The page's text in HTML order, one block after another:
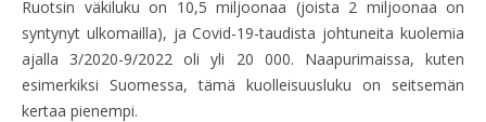
Ruotsin väkiluku on 10,5 miljoonaa (joista 2 miljoonaa on
syntynyt ulkomailla), ja Covid-19-taudista johtuneita kuolemia
ajalla 3/2020-9/2022 oli yli 20 000. Naapurimaissa, kuten
esimerkiksi Suomessa, tämä kuolleisuusluku on seitsemän
kertaa pienempi.